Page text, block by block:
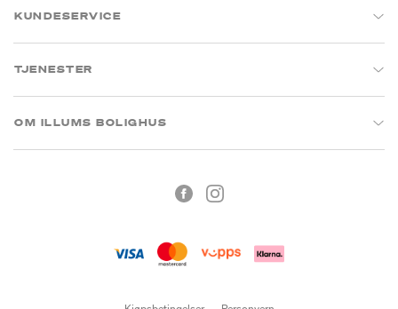
KUNDESERVICE
TJENESTER
OM ILLUMS BOLIGHUS